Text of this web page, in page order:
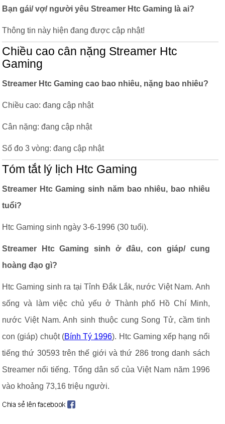
Bạn gái/ vợ/ người yêu Streamer Htc Gaming là ai?
Thông tin này hiện đang được cập nhật!
Chiều cao cân nặng Streamer Htc
Gaming
Streamer Htc Gaming cao bao nhiêu, nặng bao nhiêu?
Chiều cao: đang cập nhật
Cân nặng: đang cập nhật
Số đo 3 vòng: đang cập nhật
Tóm tắt lý lịch Htc Gaming
Streamer Htc Gaming sinh năm bao nhiêu, bao nhiêu
tuổi?
Htc Gaming sinh ngày 3-6-1996 (30 tuổi).
Streamer Htc Gaming sinh ở đâu, con giáp/ cung
hoàng đạo gì?
Htc Gaming sinh ra tại Tỉnh Đắk Lắk, nước Việt Nam. Anh
sống và làm việc chủ yếu ở Thành phố Hồ Chí Minh,
nước Việt Nam. Anh sinh thuộc cung Song Tử, cầm tinh
con (giáp) chuột (Bính Tý 1996). Htc Gaming xếp hạng nổi
tiếng thứ 30593 trên thế giới và thứ 286 trong danh sách
Streamer nổi tiếng. Tổng dân số của Việt Nam năm 1996
vào khoảng 73,16 triệu người.